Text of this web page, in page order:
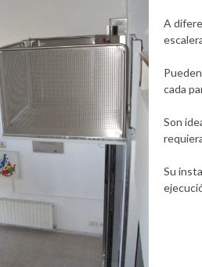
A
cada
Son
Su